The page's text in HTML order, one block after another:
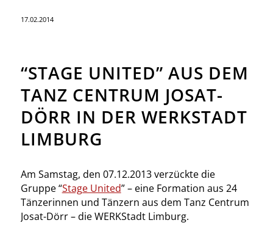
17.02.2014
“STAGE UNITED” AUS DEM
TANZ CENTRUM JOSAT-
DÖRR IN DER WERKSTADT
LIMBURG
Am Samstag, den 07.12.2013 verzückte die
Gruppe “Stage United” – eine Formation aus 24
Tänzerinnen und Tänzern aus dem Tanz Centrum
Josat-Dörr – die WERKStadt Limburg.